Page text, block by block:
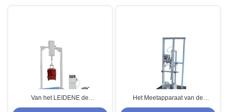
Van het LEIDENE de
Koffermeetapparaat
Het Meetapparaat van de
leerkoffer, Karretje Vergeldende